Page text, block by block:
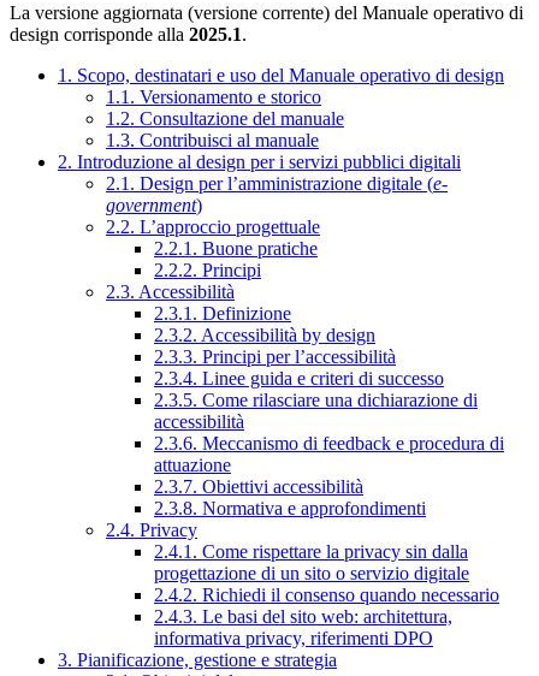
La versione aggiornata (versione corrente) del Manuale operativo di
design corrisponde alla 2025.1.
1. Scopo, destinatari e uso del Manuale operativo di design
1.1. Versionamento e storico
1.2. Consultazione del manuale
1.3. Contribuisci al manuale
2. Introduzione al design per i servizi pubblici digitali
2.1. Design per l’amministrazione digitale (e-
government)
2.2. L’approccio progettuale
2.2.1. Buone pratiche
2.2.2. Principi
2.3. Accessibilità
2.3.1. Definizione
2.3.2. Accessibilità by design
2.3.3. Principi per l’accessibilità
2.3.4. Linee guida e criteri di successo
2.3.5. Come rilasciare una dichiarazione di
accessibilità
2.3.6. Meccanismo di feedback e procedura di
attuazione
2.3.7. Obiettivi accessibilità
2.3.8. Normativa e approfondimenti
2.4. Privacy
2.4.1. Come rispettare la privacy sin dalla
progettazione di un sito o servizio digitale
2.4.2. Richiedi il consenso quando necessario
2.4.3. Le basi del sito web: architettura,
informativa privacy, riferimenti DPO
3. Pianificazione, gestione e strategia